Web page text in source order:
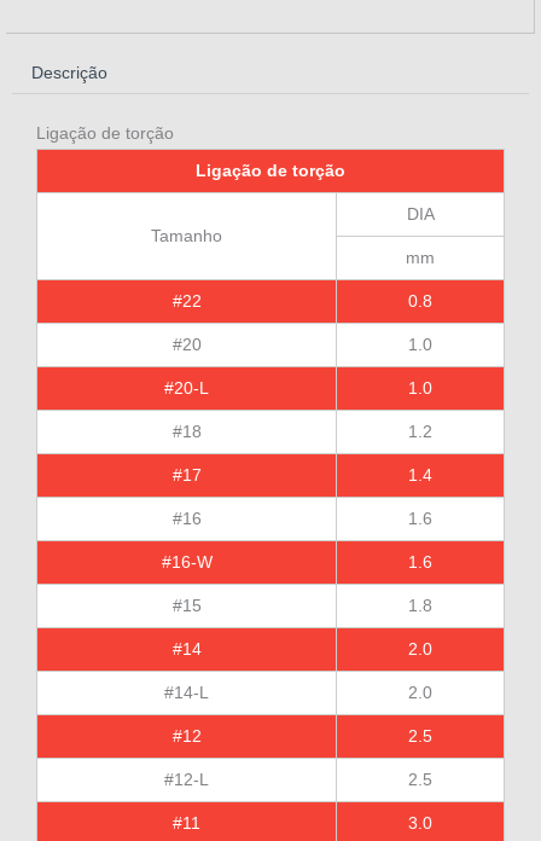
Descrição
Ligação de torção
Ligação de torção
Tamanho
DIA
mm
#22 0.8
#20 1.0
#20-L 1.0
#18 1.2
#17 1.4
#16 1.6
#16-W 1.6
#15 1.8
#14 2.0
#14-L 2.0
#12 2.5
#12-L 2.5
#11 3.0